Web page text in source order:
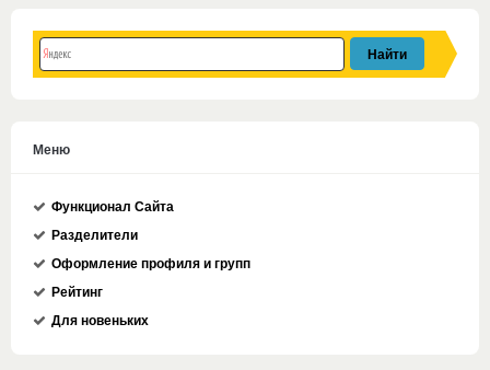
Меню
Функционал Сайта
Разделители
Оформление профиля и групп
Рейтинг
Для новеньких